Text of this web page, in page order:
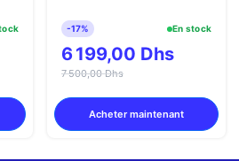
-17% En stock
6 199,00 Dhs
7 500,00 Dhs
Acheter maintenant